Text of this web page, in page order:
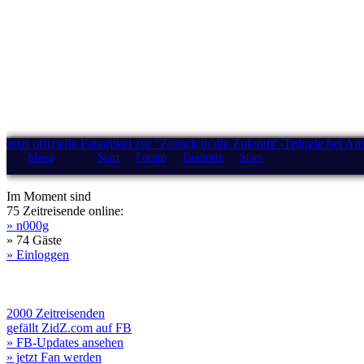
Jetzt offizielle Fanartikel zur "Zurück in die Zukunft"-Trilogie bei
Menü Start Forum Drehorte Stars
Im Moment sind
75 Zeitreisende online:
» n000g
» 74 Gäste
» Einloggen
2000 Zeitreisenden
gefällt ZidZ.com auf FB
» FB-Updates ansehen
» jetzt Fan werden